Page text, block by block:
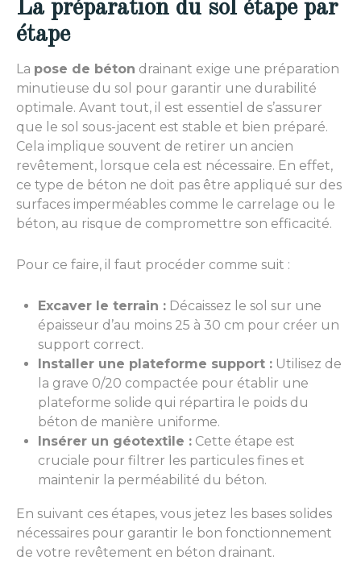
La préparation du sol étape par
étape
La pose de béton drainant exige une préparation
minutieuse du sol pour garantir une durabilité
optimale. Avant tout, il est essentiel de s’assurer
que le sol sous-jacent est stable et bien préparé.
Cela implique souvent de retirer un ancien
revêtement, lorsque cela est nécessaire. En effet,
ce type de béton ne doit pas être appliqué sur des
surfaces imperméables comme le carrelage ou le
béton, au risque de compromettre son efficacité.
Pour ce faire, il faut procéder comme suit :
Excaver le terrain : Décaissez le sol sur une
épaisseur d’au moins 25 à 30 cm pour créer un
support correct.
Installer une plateforme support : Utilisez de
la grave 0/20 compactée pour établir une
plateforme solide qui répartira le poids du
béton de manière uniforme.
Insérer un géotextile : Cette étape est
cruciale pour filtrer les particules fines et
maintenir la perméabilité du béton.
En suivant ces étapes, vous jetez les bases solides
nécessaires pour garantir le bon fonctionnement
de votre revêtement en béton drainant.